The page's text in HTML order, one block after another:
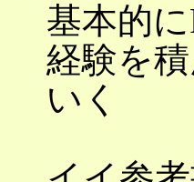
基本的
経験を
いく